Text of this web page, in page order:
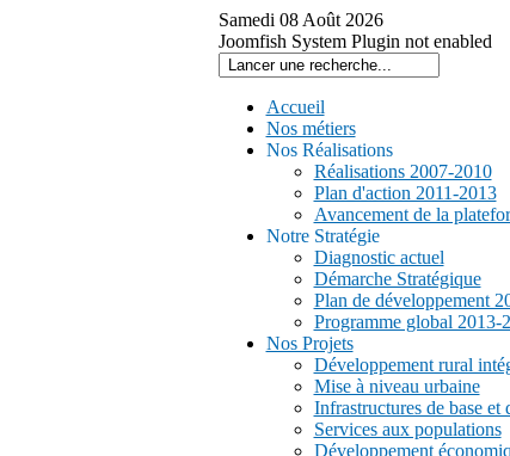
Samedi 08 Août 2026
Joomfish System Plugin not enabled
Accueil
Nos métiers
Nos Réalisations
Réalisations 2007-2010
Plan d'action 2011-2013
Avancement de la
Notre Stratégie
Diagnostic actuel
Démarche Stratégique
Plan de développement
Programme global 2013-
Nos Projets
Développement rural
Mise à niveau urbaine
Infrastructures de base et
Services aux populations
Développement